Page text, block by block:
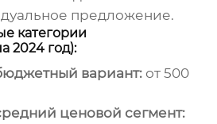
предложение.
категории
2024 год):
вариант: от 500
ценовой сегмент: